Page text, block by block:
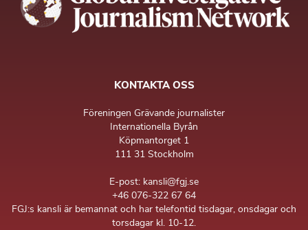
KONTAKTA OSS
Föreningen Grävande journalister
Internationella Byrån
Köpmantorget 1
111 31 Stockholm
E-post: kansli@fgj.se
+46 076-322 67 64
FGJ:s kansli är bemannat och har telefontid tisdagar, onsdagar och
torsdagar kl. 10-12.